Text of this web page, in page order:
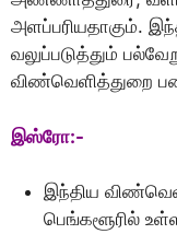
அளப்பரியதாகும்.
வலுப்படுத்தும்
விண்வெளித்துறை
இஸ்ரோ:-
இந்திய
பெங்களூரில்